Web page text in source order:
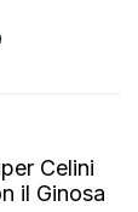
Celini
il Ginosa